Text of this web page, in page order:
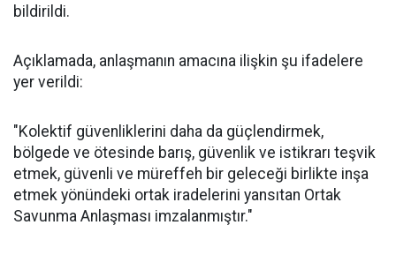
bildirildi.
Açıklamada, anlaşmanın amacına ilişkin şu ifadelere
yer verildi:
"Kolektif güvenliklerini daha da güçlendirmek,
bölgede ve ötesinde barış, güvenlik ve istikrarı teşvik
etmek, güvenli ve müreffeh bir geleceği birlikte inşa
etmek yönündeki ortak iradelerini yansıtan Ortak
Savunma Anlaşması imzalanmıştır."